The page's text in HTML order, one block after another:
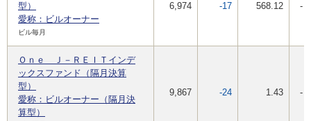
型）
愛称：ビルオーナー
ビル毎月
6,974 -17 568.12 -
Ｏｎｅ Ｊ－ＲＥＩＴインデ
ックスファンド（隔月決算
型）
愛称：ビルオーナー（隔月決
算型）
9,867 -24 1.43 -